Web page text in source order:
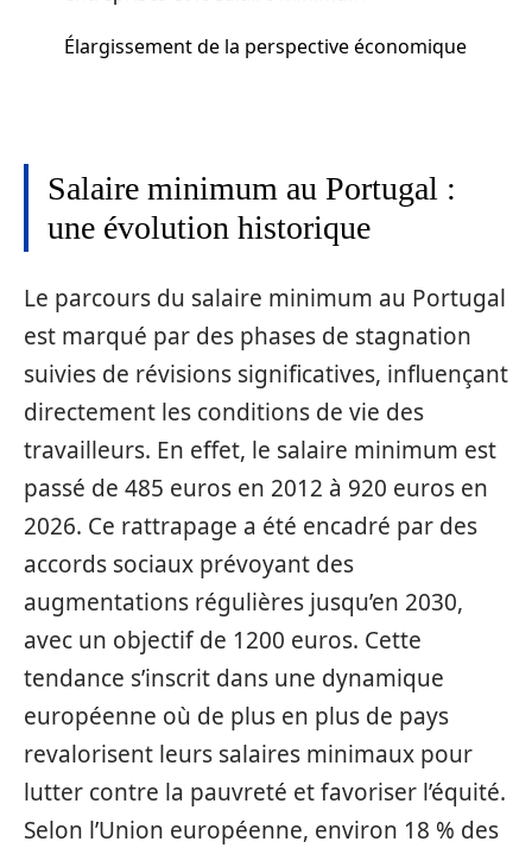
Élargissement de la perspective économique
Salaire minimum au Portugal :
une évolution historique
Le parcours du salaire minimum au Portugal
est marqué par des phases de stagnation
suivies de révisions significatives, influençant
directement les conditions de vie des
travailleurs. En effet, le salaire minimum est
passé de 485 euros en 2012 à 920 euros en
2026. Ce rattrapage a été encadré par des
accords sociaux prévoyant des
augmentations régulières jusqu’en 2030,
avec un objectif de 1200 euros. Cette
tendance s’inscrit dans une dynamique
européenne où de plus en plus de pays
revalorisent leurs salaires minimaux pour
lutter contre la pauvreté et favoriser l’équité.
Selon l’Union européenne, environ 18 % des